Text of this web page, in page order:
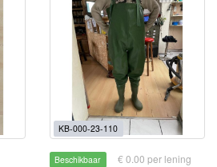
KB-000-23-110
Beschikbaar € 0.00 per lening